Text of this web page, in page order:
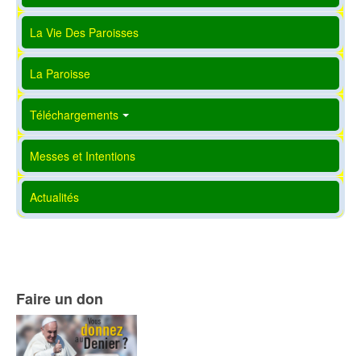
La Vie Des Paroisses
La Paroisse
Téléchargements
Messes et Intentions
Actualités
Faire un don